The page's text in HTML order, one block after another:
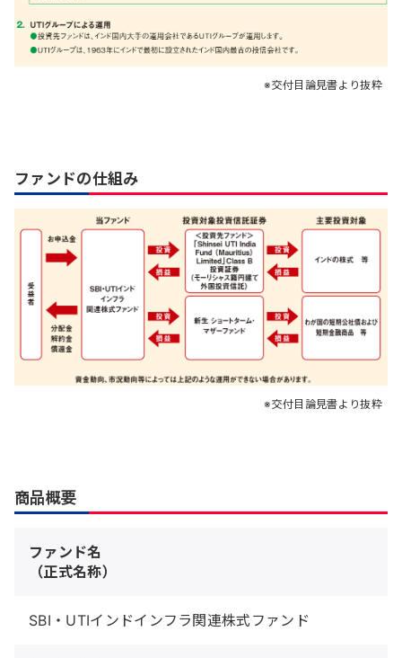
交付目論見書より抜粋
ファンドの仕組み
交付目論見書より抜粋
商品概要
ファンド名
（正式名称）
SBI・UTIインドインフラ関連株式ファンド